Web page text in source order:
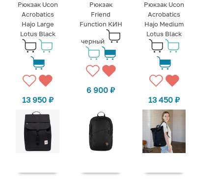
Рюкзак Ucon
Acrobatics
Hajo Large
Lotus Black
13 950 ₽
Рюкзак
Friend
Function КИН
черный
6 900₽
Рюкзак Ucon
Acrobatics
Hajo Medium
Lotus Black
13 450₽